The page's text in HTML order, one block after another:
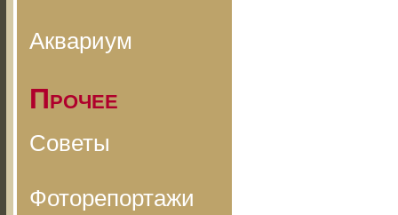
Аквариум
Прочее
Советы
Фоторепортажи